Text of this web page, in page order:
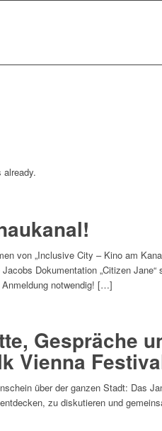
already.
von „Inclusive City – Kino am
Dokumentation „Citizen
notwendig! […]
Gespräche
Vienna
über der ganzen Stadt: Das
zu diskutieren und